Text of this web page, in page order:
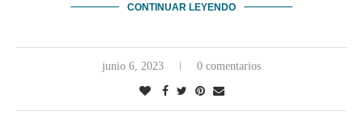
CONTINUAR LEYENDO
junio 6, 2023 0 comentarios